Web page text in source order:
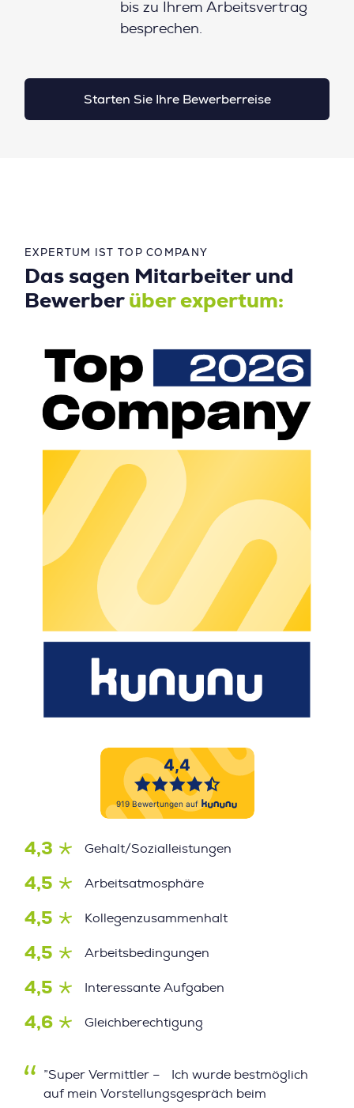
bis zu Ihrem Arbeitsvertrag
besprechen.
Starten Sie Ihre Bewerberreise
EXPERTUM IST TOP COMPANY
Das sagen Mitarbeiter und
Bewerber über expertum:
4,3 Gehalt/Sozialleistungen
4,5 Arbeitsatmosphäre
4,5 Kollegenzusammenhalt
4,5 Arbeitsbedingungen
4,5 Interessante Aufgaben
4,6 Gleichberechtigung
”Super Vermittler – Ich wurde bestmöglich
auf mein Vorstellungsgespräch beim